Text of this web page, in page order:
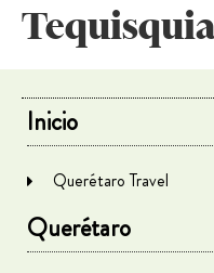
Inicio
Querétaro Travel
Querétaro